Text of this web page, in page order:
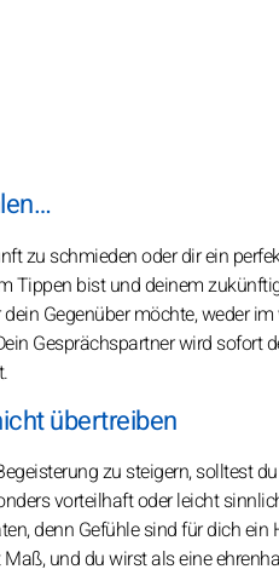
zu schmieden oder dir ein
Tippen bist und deinem
Gegenüber möchte, weder
Gesprächspartner wird sofort
übertreiben
zu steigern, solltest
vorteilhaft oder leicht
denn Gefühle sind für dich ein
und du wirst als eine